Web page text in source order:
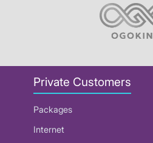
Private Customers
Packages
Internet